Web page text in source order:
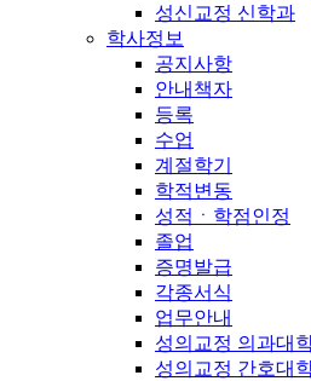
성신교정 신학과
학사정보
공지사항
안내책자
등록
수업
계절학기
학적변동
성적ㆍ학점인정
졸업
증명발급
각종서식
업무안내
성의교정 의과대
성의교정 간호대